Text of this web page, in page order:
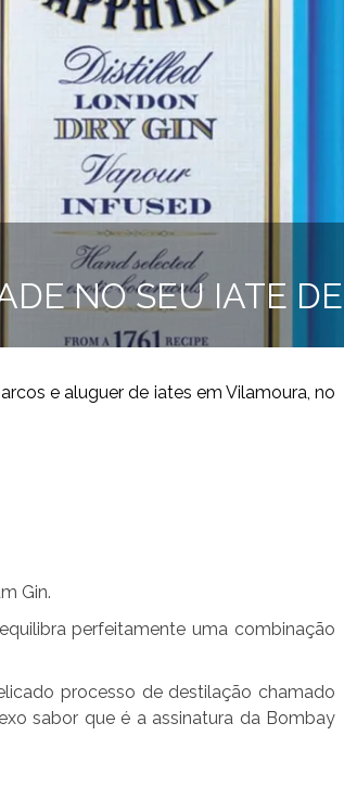
NO SEU IATE
e aluguer de iates em Vilamoura, no
Gin.
perfeitamente uma combinação
processo de destilação chamado
sabor que é a assinatura da Bombay